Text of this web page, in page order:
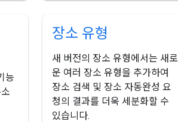
능
장소 유형
새 버전의 장소 유형에서는 새로
운 여러 장소 유형을 추가하여
장소 검색 및 장소 자동완성 요
청의 결과를 더욱 세분화할 수
있습니다.